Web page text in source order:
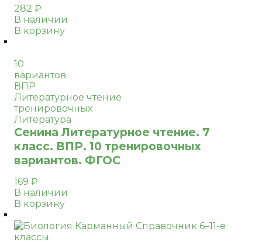
282 ₽
В наличии
В корзину
10
вариантов
ВПР
Литературное чтение
тренировочных
Литература
Сенина Литературное чтение. 7
класс. ВПР. 10 тренировочных
вариантов. ФГОС
169 ₽
В наличии
В корзину